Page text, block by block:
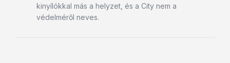
kinyílókkal más a helyzet, és a City nem a
védelméről neves.